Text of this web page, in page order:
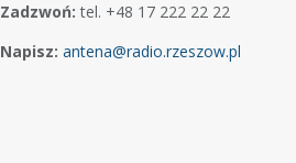
Zadzwoń: tel. +48 17 222 22 22
Napisz: antena@radio.rzeszow.pl